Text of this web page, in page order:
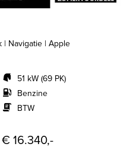
| Navigatie | Apple
51 kW (69 PK)
Benzine
BTW
€ 16.340,-